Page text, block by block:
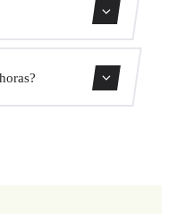
de recogida